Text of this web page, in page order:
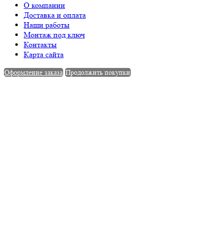
О компании
Доставка и оплата
Наши работы
Монтаж под ключ
Контакты
Карта сайта
Оформление заказа Продолжить покупки